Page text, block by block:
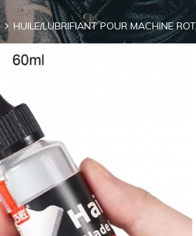
HUILE/LUBRIFIANT POUR MACHINE